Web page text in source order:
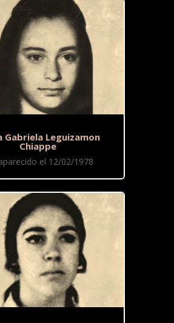
Gabriela Leguizamon
Chiappe
el 12/02/1978